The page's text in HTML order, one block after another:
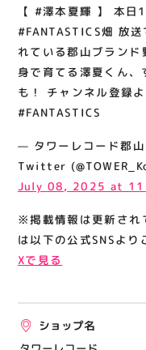
ACCESS
アクセス・駐車場
関連情報
お問い合わせ
プライバシーポリ
サイトポリシー
運営会社
テナント出店募集
催事出店募集
野菜の万吉どん
てる澤夏くん、
で配信も！ チャ
します🦖
【 #澤本夏輝 】 本
#FANTASTICS畑 放
れている郡山ブラン
身で育てる澤夏くん
も！ チャンネル登録
#FANTASTICS
— タワーレコード郡
Twitter
July 08, 2025 at
※掲載情報は更新され
は以下の公式SNSより
Xで見る
ショップ名